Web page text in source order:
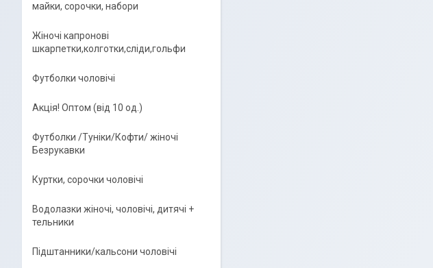
майки, сорочки, набори
Жіночі капронові
шкарпетки,колготки,сліди,гольфи
Футболки чоловічі
Акція! Оптом (від 10 од.)
Футболки /Туніки/Кофти/ жіночі
Безрукавки
Куртки, сорочки чоловічі
Водолазки жіночі, чоловічі, дитячі +
тельники
Підштанники/кальсони чоловічі